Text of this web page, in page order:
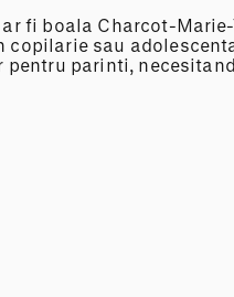
fi boala Charcot-
copilarie sau
pentru parinti,